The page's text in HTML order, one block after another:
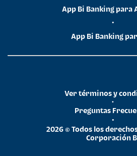
App Bi Banking para
•
App Bi Banking
2026 © Todos los
Corporación
•
Preguntas
•
Ver términos y